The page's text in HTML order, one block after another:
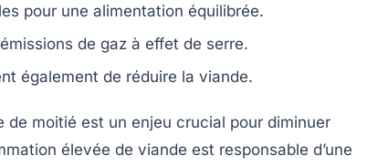
pour une alimentation équilibrée.
émissions de gaz à effet de serre.
également de réduire la viande.
de moitié est un enjeu crucial pour diminuer
élevée de viande est responsable d’une